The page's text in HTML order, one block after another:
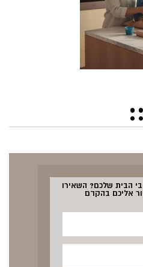
הבית שלכם? השאירו
אליכם בהקדם